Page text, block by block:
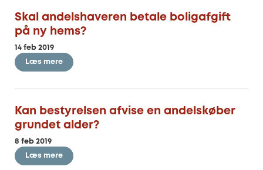
Skal andelshaveren betale boligafgift
på ny hems?
14 feb 2019
Læs mere
Kan bestyrelsen afvise en andelskøber
grundet alder?
8 feb 2019
Læs mere